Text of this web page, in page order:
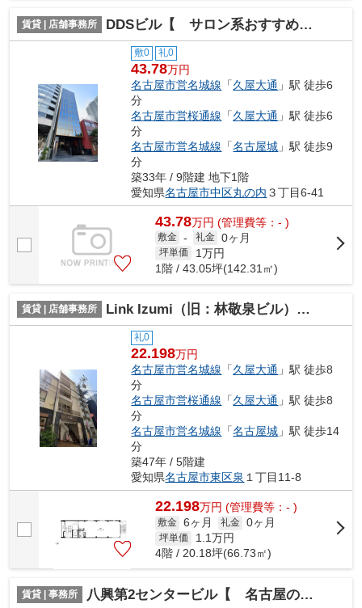
賃貸 | 店舗事務所 DDSビル【 サロン系おすすめ 】
敷0 礼0
43.78万円
名古屋市営名城線 「久屋大通 」駅 徒歩6
分
名古屋市営桜通線 「久屋大通 」駅 徒歩6
分
名古屋市営名城線 「名古屋城 」駅 徒歩9
分
築33年 / 9階建 地下1階
愛知県名古屋市中区丸の内 ３丁目6-41
43.78万円 (管理費等：- )
敷金 - 礼金 0ヶ月
坪単価 1万円
1階 / 43.05坪(142.31㎡)
賃貸 | 店舗事務所 Link Izumi（旧：林敬泉ビル）【 サロン系おすすめ 】
礼0
22.198万円
名古屋市営名城線 「久屋大通 」駅 徒歩8
分
名古屋市営桜通線 「久屋大通 」駅 徒歩8
分
名古屋市営名城線 「名古屋城 」駅 徒歩14
分
築47年 / 5階建
愛知県名古屋市東区泉 １丁目11-8
22.198万円 (管理費等：- )
敷金 6ヶ月 礼金 0ヶ月
坪単価 1.1万円
4階 / 20.18坪(66.73㎡)
賃貸 | 事務所 八興第2センタービル【 名古屋の貸事務所・貸オフィス 】